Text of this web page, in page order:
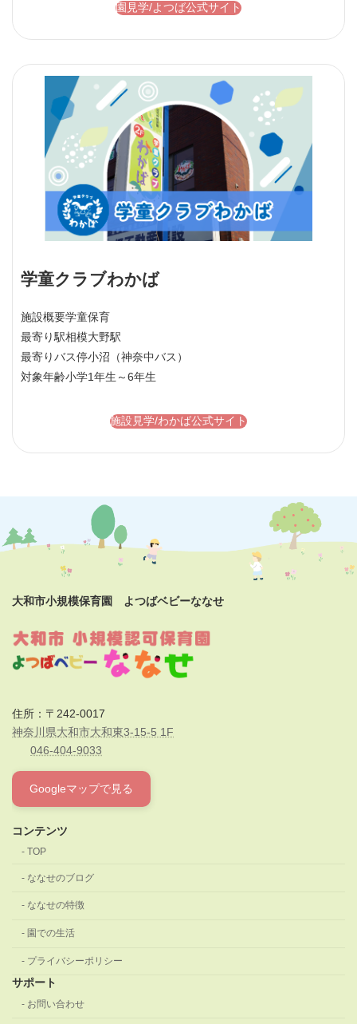
園見学/よつば公式サイト
学童クラブわかば
施設概要学童保育
最寄り駅相模大野駅
最寄りバス停小沼（神奈中バス）
対象年齢小学1年生～6年生
施設見学/わかば公式サイト
大和市小規模保育園 よつばベビーななせ
住所：〒242-0017
神奈川県大和市大和東3-15-5 1F
046-404-9033
Googleマップで見る
コンテンツ
TOP
ななせのブログ
ななせの特徴
園での生活
プライバシーポリシー
サポート
お問い合わせ